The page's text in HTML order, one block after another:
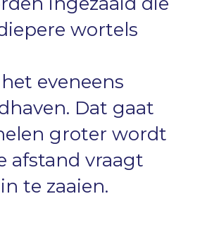
wortels
eveneens
Dat gaat
groter wordt
afstand vraagt
te zaaien.